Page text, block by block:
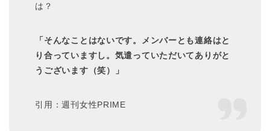
は？
「そんなことはないです。メンバーとも連絡はと
り合っていますし。気遣っていただいてありがと
うございます（笑）」
引用：週刊女性PRIME